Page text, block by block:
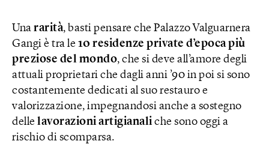
Una rarità, basti pensare che Palazzo Valguarnera
Gangi è tra le 10 residenze private d’epoca più
preziose del mondo, che si deve all’amore degli
attuali proprietari che dagli anni ’90 in poi si sono
costantemente dedicati al suo restauro e
valorizzazione, impegnandosi anche a sostegno
delle lavorazioni artigianaliche sono oggi a
rischio di scomparsa.